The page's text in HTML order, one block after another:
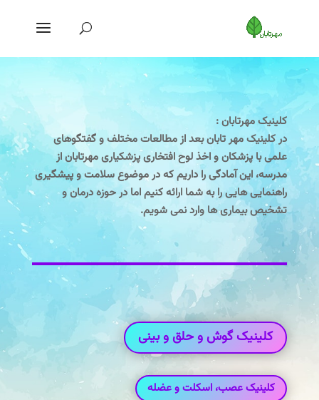
کلینیک مهرتابان :
در کلینیک مهر تابان بعد از مطالعات مختلف و گفتگوهای
علمی با پزشکان و اخذ لوح افتخاری پزشکیاری مهرتابان از
مدرسه، این آمادگی را داریم که در موضوع سلامت و پیشگیری
راهنمایی هایی را به شما ارائه کنیم اما در حوزه درمان و
تشخیص بیماری ها وارد نمی شویم.
کلینیک گوش و حلق و بینی
کلینیک عصب، اسکلت و عضله